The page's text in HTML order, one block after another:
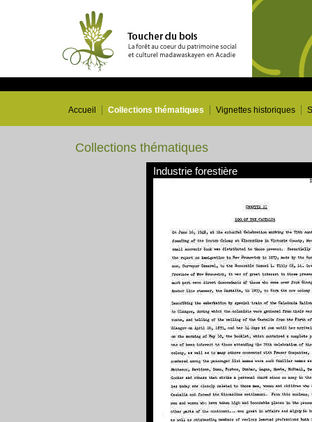
Accueil Collections thématiques Vignettes historiques
Collections thématiques
Industrie forestière